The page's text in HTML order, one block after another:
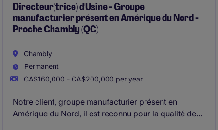
Directeur(trice) d'Usine - Groupe
manufacturier présent en Amérique du Nord -
Proche Chambly (QC)
Chambly
Permanent
CA$160,000 - CA$200,000 per year
Notre client, groupe manufacturier présent en
Amérique du Nord, il est reconnu pour la qualité de